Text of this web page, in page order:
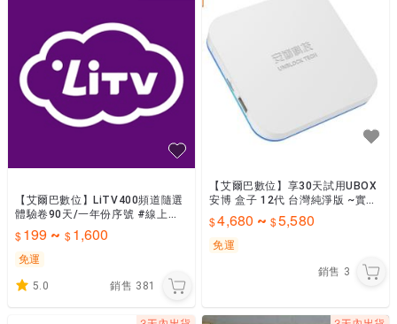
新竹店
台中漢口店
台中大里店
彰化店
嘉義店
台南勝利店
屏東店
各店詳細地址請Google搜尋''艾爾巴數位通訊''或私訊詢問
超商取貨當天19:30前下單當天出貨
【艾爾巴數位】LiTV400頻道隨選
體驗卷90天/一年份序號 #線上影
視 #全台多家實體門市
199 ~ 1,600
免運
5.0 銷售 381
【艾爾巴數位】享30天試用UBOX
安博 盒子 12代 台灣純淨版 ~實體
店面
4,680 ~ 5,580
免運
銷售 3